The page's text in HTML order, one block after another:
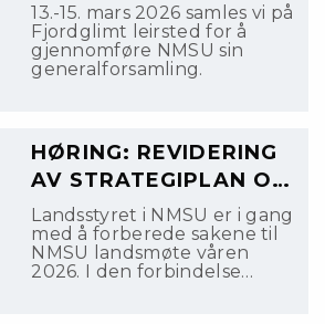
13.-15. mars 2026 samles vi på
Fjordglimt leirsted for å
gjennomføre NMSU sin
generalforsamling.
HØRING: REVIDERING
AV STRATEGIPLAN OG
VEDTEKTER
Landsstyret i NMSU er i gang
med å forberede sakene til
NMSU landsmøte våren
2026. I den forbindelse